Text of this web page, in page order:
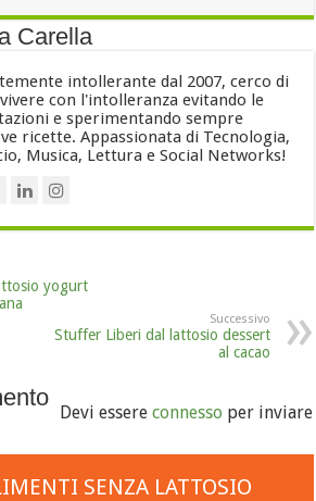
Carella
intollerante dal 2007, cerco di
con l'intolleranza evitando le
e sperimentando sempre
ricette. Appassionata di Tecnologia,
Musica, Lettura e Social Networks!
yogurt
Successivo
Stuffer Liberi dal lattosio dessert
al cacao
Devi essereconnesso per inviare
SENZA LATTOSIO